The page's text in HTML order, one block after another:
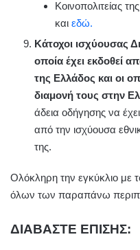
Κοινοπολιτείας
και εδώ.
Κάτοχοι ισχύουσας
οποία έχει εκδοθεί
της Ελλάδος και οι
διαμονή τους στην
άδεια οδήγησης να
από την ισχύουσα
της.
Ολόκληρη την εγκύκλιο
όλων των παραπάνω
ΔΙΑΒΑΣΤΕ ΕΠΙΣΗΣ: